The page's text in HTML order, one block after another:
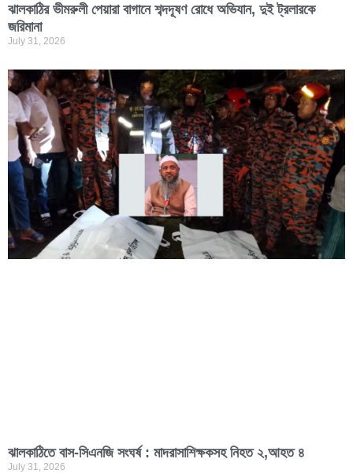
ঝালকাঠির ভীমরুলী পেয়ারা বাগানে শব্দদূষণ রোধে অভিযান, দুই ট্রলারকে
জরিমানা
July 31, 2026
ঝালকাঠিতে বাস-সিএনজি সংঘর্ষ : মাদরাসাশিক্ষকসহ নিহত ২,আহত ৪
July 31, 2026